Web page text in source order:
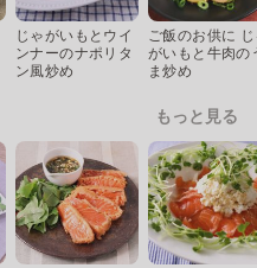
じゃがいもとウイ
ンナーのナポリタ
ン風炒め
ご飯のお供に
がいもと牛肉の
ま炒め
もっと見る